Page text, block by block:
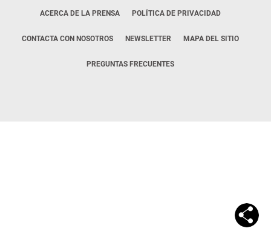
ACERCA DE LA PRENSA POLÍTICA DE PRIVACIDAD
CONTACTA CON NOSOTROS NEWSLETTER MAPA DEL SITIO
PREGUNTAS FRECUENTES